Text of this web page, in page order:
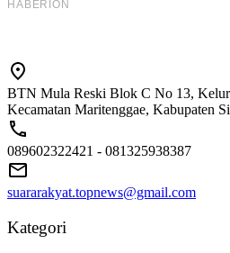
BTN Mula Reski Blok C No 13,
Kecamatan Maritenggae, Kabupaten
089602322421 - 081325938387
suararakyat.topnews@gmail.com
Kategori